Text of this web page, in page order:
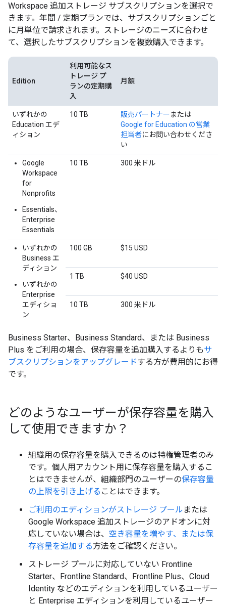
Workspace 追加ストレージ サブスクリプションを選択で
きます。年間 / 定期プランでは、サブスクリプションごと
に月単位で請求されます。ストレージのニーズに合わせ
て、選択したサブスクリプションを複数購入できます。
Edition
利用可能なス
トレージ プ
ランの定期購
入
月額
いずれかの
Education エデ
ィション
10 TB 販売パートナーまたは
Google for Education の営業
担当者にお問い合わせくださ
い
Google
Workspace
for
Nonprofits
Essentials、
Enterprise
Essentials
10 TB 300 米ドル
いずれかの
Business エ
ディション
いずれかの
Enterprise
エディショ
ン
100 GB $15 USD
1 TB $40 USD
10 TB 300 米ドル
Business Starter、Business Standard、または Business
Plus をご利用の場合、保存容量を追加購入するよりもサ
ブスクリプションをアップグレードする方が費用的にお得
です。
どのようなユーザーが保存容量を購入
して使用できますか？
組織用の保存容量を購入できるのは特権管理者のみ
です。個人用アカウント用に保存容量を購入するこ
とはできませんが、組織部門のユーザーの保存容量
の上限を引き上げる ことはできます。
ご利用のエディションがストレージ プール または
Google Workspace 追加ストレージのアドオンに対
応していない場合は、 空き容量を増やす、または保
存容量を追加する方法をご確認ください。
ストレージ プールに対応していない Frontline
Starter、Frontline Standard、Frontline Plus、Cloud
Identity などのエディションを利用しているユーザー
と Enterprise エディションを利用しているユーザー